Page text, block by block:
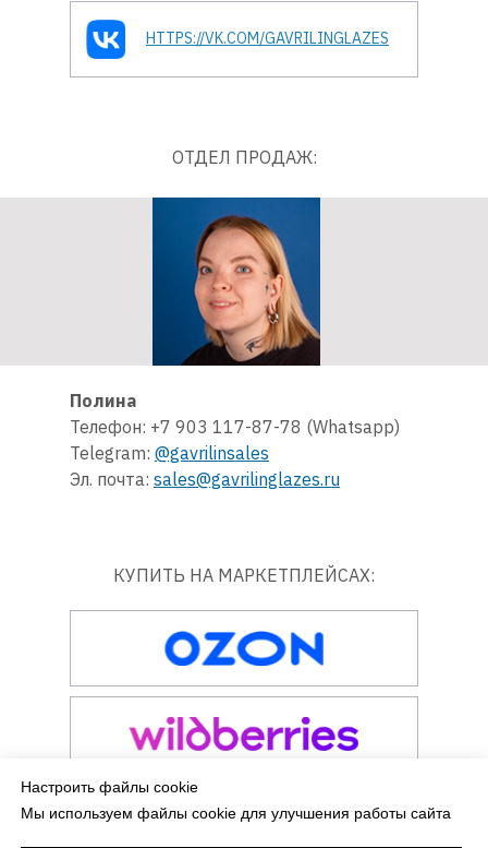
ОТДЕЛ ПРОДАЖ:
КУПИТЬ НА МАРКЕТПЛЕЙСАХ:
HTTPS://VK.COM/GAVRILINGLAZES
Полина
Телефон: +7 903 117-87-78 (Whatsapp)
Telegram: @gavrilinsales
Эл. почта: sales@gavrilinglazes.ru
Настроить файлы cookie
Мы используем файлы cookie для улучшения работы сайта